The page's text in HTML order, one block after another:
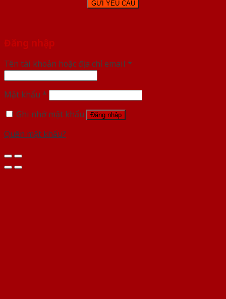
Đăng nhập
Tên tài khoản hoặc địa chỉ email *
Mật khẩu *
Ghi nhớ mật khẩu
Đăng nhập
Quên mật khẩu?